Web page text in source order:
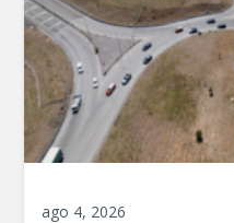
ago 4, 2026